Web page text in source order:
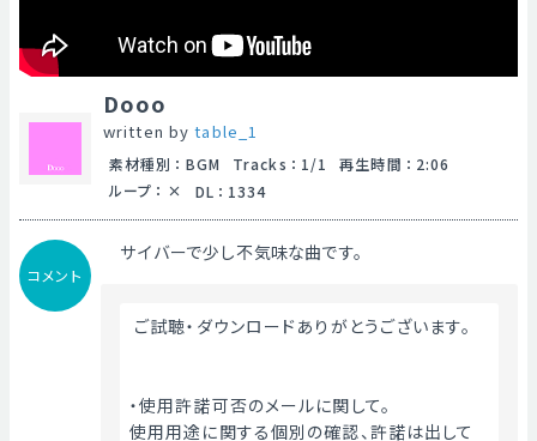
Dooo
written bytable_1
素材種別 ： BGM Tracks ： 1/1 再生時間 ： 2:06
ループ ： DL ： 1334
コメント
サイバーで少し不気味な曲です。
ご試聴・ダウンロードありがとうございます。
・使用許諾可否のメールに関して。
使用用途に関する個別の確認、許諾は出して